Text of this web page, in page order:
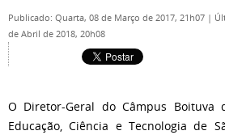
Publicado: Quarta, 08 de Março de 2017, 21h07 |
de Abril de 2018, 20h08
O Diretor-Geral do Câmpus Boituva
Educação, Ciência e Tecnologia de